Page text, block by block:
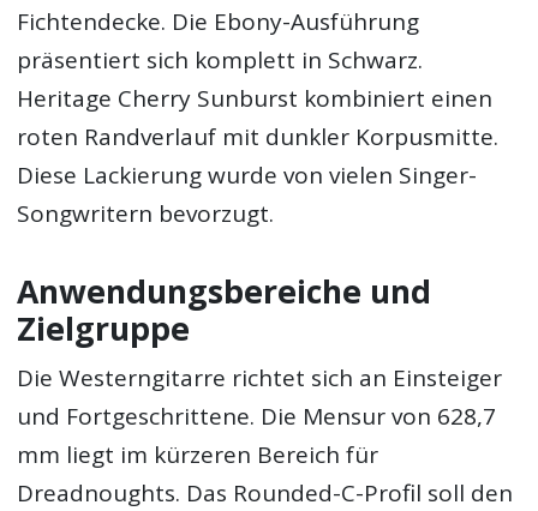
Fichtendecke. Die Ebony-Ausführung
präsentiert sich komplett in Schwarz.
Heritage Cherry Sunburst kombiniert einen
roten Randverlauf mit dunkler Korpusmitte.
Diese Lackierung wurde von vielen Singer-
Songwritern bevorzugt.
Anwendungsbereiche und
Zielgruppe
Die Westerngitarre richtet sich an Einsteiger
und Fortgeschrittene. Die Mensur von 628,7
mm liegt im kürzeren Bereich für
Dreadnoughts. Das Rounded-C-Profil soll den